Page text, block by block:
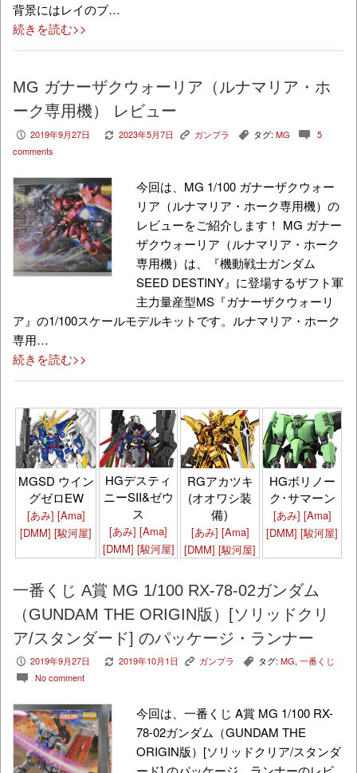
背景にはレイのブ…
続きを読む>>
MG ガナーザクウォーリア（ルナマリア・ホ
ーク専用機） レビュー
P 2019年9月27日 V 2023年5月7日 K ガンプラ , タグ: MG c 5
comments
今回は、MG 1/100 ガナーザクウォー
リア（ルナマリア・ホーク専用機）の
レビューをご紹介します！ MG ガナー
ザクウォーリア（ルナマリア・ホーク
専用機）は、『機動戦士ガンダム
SEED DESTINY』に登場するザフト軍
主力量産型MS『ガナーザクウォーリ
ア』の1/100スケールモデルキットです。ルナマリア・ホーク
専用…
続きを読む>>
MGSD ウイン
グゼロEW
[あみ] [Ama]
[DMM] [駿河屋]
HGデスティ
ニーSII&ゼウ
ス
[あみ] [Ama]
[DMM] [駿河屋]
RGアカツキ
(オオワシ装
備)
[あみ] [Ama]
[DMM] [駿河屋]
HGボリノー
ク･サマーン
[あみ] [Ama]
[DMM] [駿河屋]
一番くじ A賞 MG 1/100 RX-78-02ガンダム
（GUNDAM THE ORIGIN版）[ソリッドクリ
ア/スタンダード] のパッケージ・ランナー
P 2019年9月27日 V 2019年10月1日 K ガンプラ , タグ: MG,一番くじ
c No comment
今回は、一番くじ A賞 MG 1/100 RX-
78-02ガンダム（GUNDAM THE
ORIGIN版）[ソリッドクリア/スタンダ